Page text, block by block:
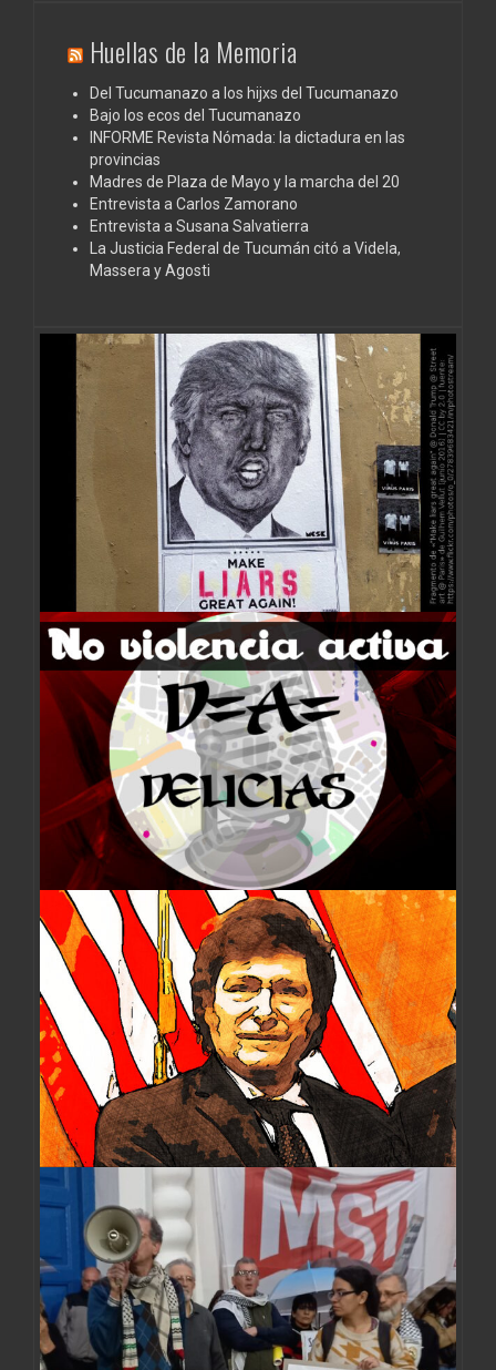
Huellas de la Memoria
Del Tucumanazo a los hijxs del Tucumanazo
Bajo los ecos del Tucumanazo
INFORME Revista Nómada: la dictadura en las
provincias
Madres de Plaza de Mayo y la marcha del 20
Entrevista a Carlos Zamorano
Entrevista a Susana Salvatierra
La Justicia Federal de Tucumán citó a Videla,
Massera y Agosti